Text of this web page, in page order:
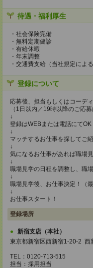
待遇・福利厚生
・社会保険完備
・無料定期健診
・有給休暇
・年末調整
・交通費支給（当社規定による
登録について
応募後、担当もしくはコーデ
（1日以内／19時以降のご応
↓
登録はWEBまたは電話にてOK
↓
マッチするお仕事を探してご
↓
気になるお仕事があれば職場
↓
職場見学の日程を調整し、職
↓
職場見学後、お仕事決定！（
↓
お仕事スタート！
登録場所
新宿支店（本社）
東京都新宿区西新宿1-20-2 西
TEL：0120-713-515
担当：採用担当